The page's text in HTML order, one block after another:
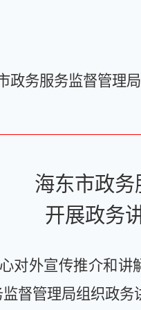
政务服务监督管理局
海东市政务
开展政务
对外宣传推介和 讲
督管理局组织政务